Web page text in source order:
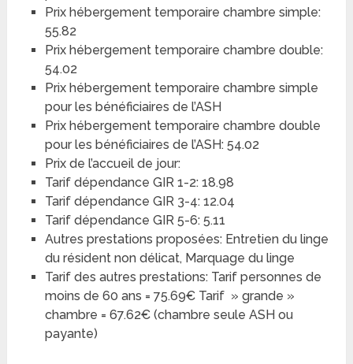
Prix hébergement temporaire chambre simple:
55.82
Prix hébergement temporaire chambre double:
54.02
Prix hébergement temporaire chambre simple
pour les bénéficiaires de l’ASH
Prix hébergement temporaire chambre double
pour les bénéficiaires de l’ASH: 54.02
Prix de l’accueil de jour:
Tarif dépendance GIR 1-2: 18.98
Tarif dépendance GIR 3-4: 12.04
Tarif dépendance GIR 5-6: 5.11
Autres prestations proposées: Entretien du linge
du résident non délicat, Marquage du linge
Tarif des autres prestations: Tarif personnes de
moins de 60 ans = 75.69€ Tarif » grande »
chambre = 67.62€ (chambre seule ASH ou
payante)